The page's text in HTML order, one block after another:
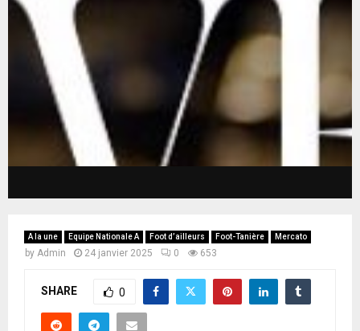
A la une Equipe Nationale A Foot d’ailleurs Foot-Tanière Mercato
by Admin 24 janvier 2025 0 653
SHARE 0